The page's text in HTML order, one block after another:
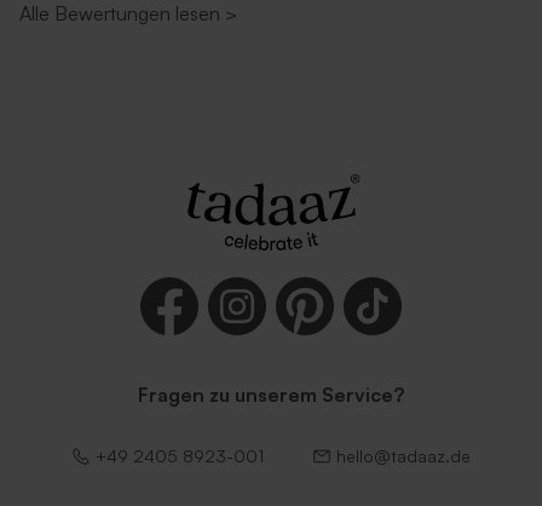
Dunkelgrüner Umschlag
Umschlag mit
Alle Bewertungen lesen >
Fragen zu unserem Service?
+49 2405 8923-001 hello@tadaaz.de